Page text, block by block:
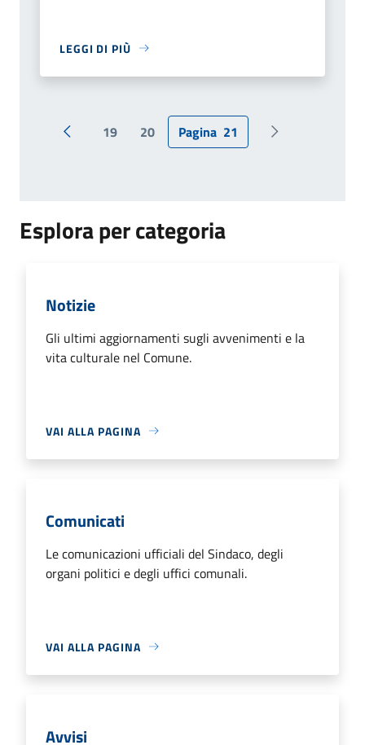
LEGGI DI PIÙ
Pagina precedente
19 20 Pagina 21 Pagina
Esplora per categoria
Notizie
Gli ultimi aggiornamenti sugli avvenimenti e la
vita culturale nel Comune.
VAI ALLA PAGINA
Comunicati
Le comunicazioni ufficiali del Sindaco, degli
organi politici e degli uffici comunali.
VAI ALLA PAGINA
Avvisi